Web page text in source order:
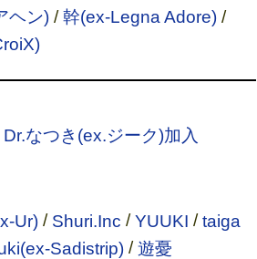
ヘン)/幹(ex-Legna Adore)/
Dr.なつき(ex.ジーク)加入
Ur)/ Shuri.Inc /YUUKI /taiga
Sadistrip)/遊憂